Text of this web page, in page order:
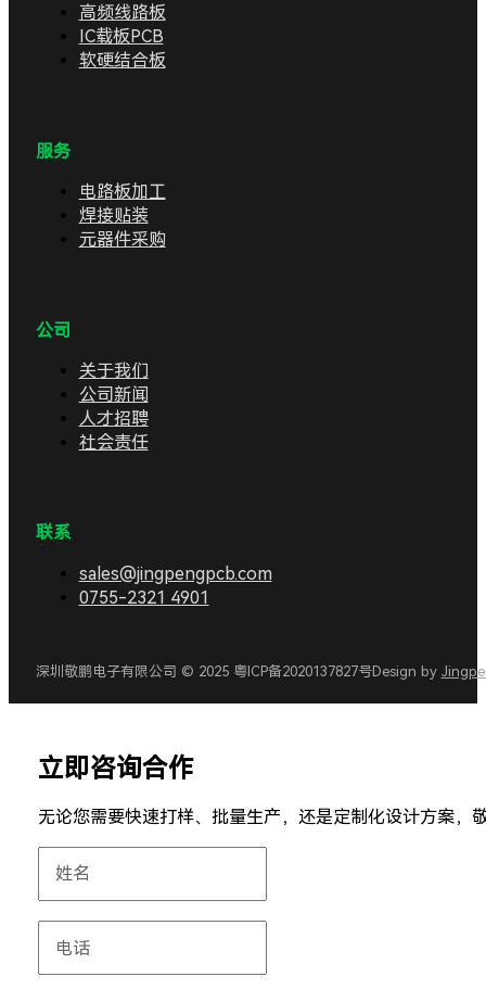
高频线路板
IC载板PCB
软硬结合板
服务
电路板加工
焊接贴装
元器件采购
公司
关于我们
公司新闻
人才招聘
社会责任
联系
sales@jingpengpcb.com
0755-2321 4901
深圳敬鹏电子有限公司 © 2025 粤ICP备2020137827号Design by
立即咨询合作
无论您需要快速打样、批量生产，还是定制化设计方案，